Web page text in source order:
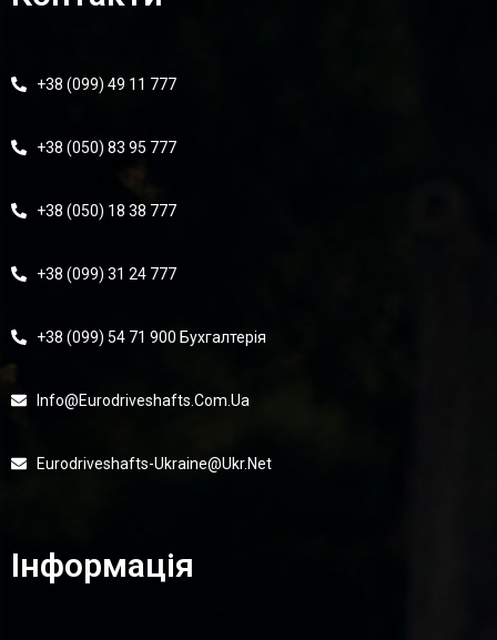
+38 (099) 49 11 777
+38 (050) 83 95 777
+38 (050) 18 38 777
+38 (099) 31 24 777
+38 (099) 54 71 900 Бухгалтерія
Info@eurodriveshafts.com.ua
Eurodriveshafts-Ukraine@ukr.net
Інформація